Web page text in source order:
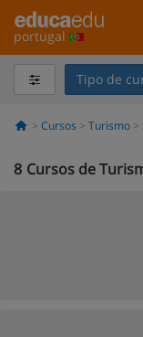
portugal
Tipo de
Cursos Turismo
8 Cursos de